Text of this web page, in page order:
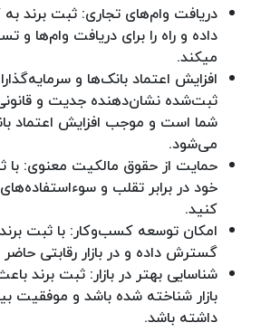
دریافت وام‌های تجاری: ثبت برند
داده و راه را برای دریافت وام‌ها و
میکند.
افزایش اعتماد بانک‌ها و
ثبت‌شده نشان‌دهنده جدیت و
شما است و موجب افزایش اعتماد
می‌شود.
حمایت از حقوق مالکیت معنوی: با
خود در برابر تقلب و
کنید.
امکان توسعه کسب‌وکار: با ثبت
گسترش داده و در بازار رقابتی
شناسایی بهتر در بازار: ثبت برند
بازار شناخته شده‌ باشد و
داشته باشد.